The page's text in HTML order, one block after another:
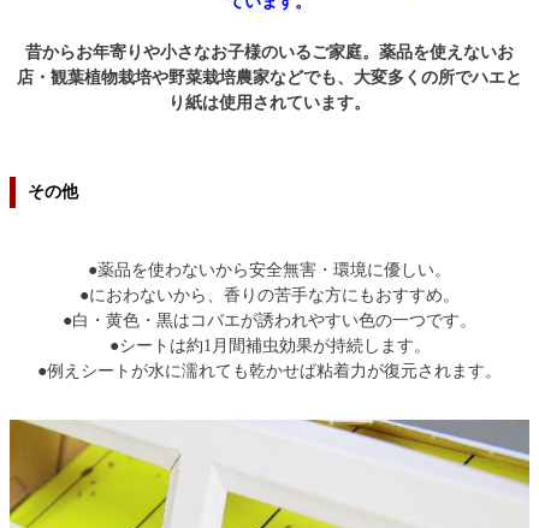
昔からお年寄りや小さなお子様のいるご家庭。薬品を使えないお
店・観葉植物栽培や野菜栽培農家などでも、大変多くの所でハエと
り紙は使用されています。
その他
●薬品を使わないから安全無害・環境に優しい。
●におわないから、香りの苦手な方にもおすすめ。
●白・黄色・黒はコバエが誘われやすい色の一つです。
●シートは約1月間補虫効果が持続します。
●例えシートが水に濡れても乾かせば粘着力が復元されます。